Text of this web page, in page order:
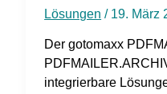
Lösungen / 19. März
Der gotomaxx
integrierbare